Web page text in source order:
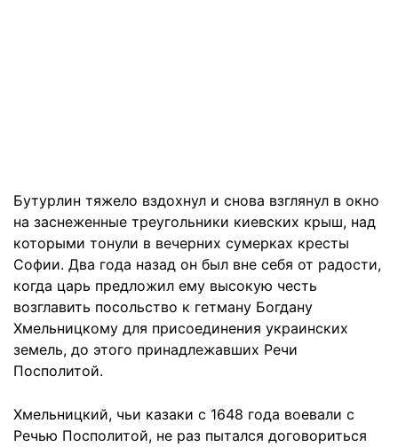
Бутурлин тяжело вздохнул и снова взглянул в окно
на заснеженные треугольники киевских крыш, над
которыми тонули в вечерних сумерках кресты
Софии. Два года назад он был вне себя от радости,
когда царь предложил ему высокую честь
возглавить посольство к гетману Богдану
Хмельницкому для присоединения украинских
земель, до этого принадлежавших Речи
Посполитой.
Хмельницкий, чьи казаки с 1648 года воевали с
Речью Посполитой, не раз пытался договориться